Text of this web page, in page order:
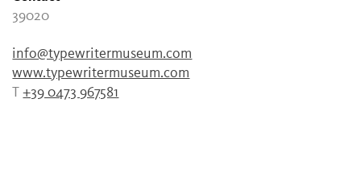
39020
info@typewritermuseum.com
www.typewritermuseum.com
T+39 0473 967581